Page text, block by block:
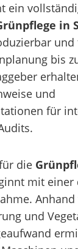
ein
in
und
bis
und
für
die
mit einer
Anhand
und